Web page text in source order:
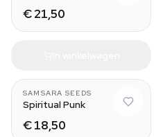
€ 21,50
SAMSARA SEEDS
Spiritual Punk
€ 18,50